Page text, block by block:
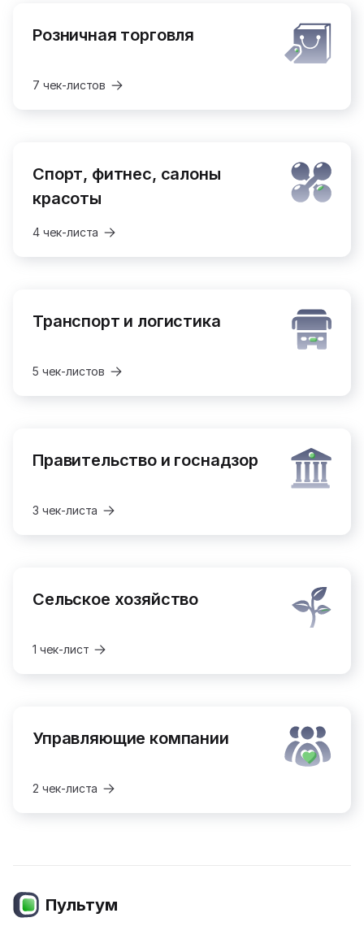
Розничная торговля
7 чек-листов
Спорт, фитнес, салоны
красоты
4 чек-листа
Транспорт и логистика
5 чек-листов
Правительство и госнадзор
3 чек-листа
Сельское хозяйство
1 чек-лист
Управляющие компании
2 чек-листа
Пультум